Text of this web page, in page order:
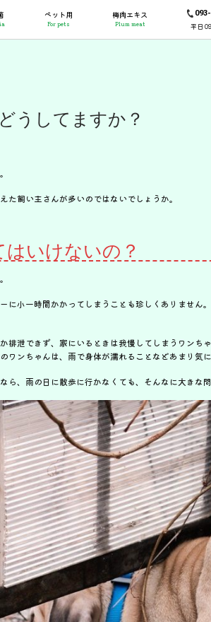
ペット用
For pets
梅肉エキス
Plum meat
平日
うしてますか？
飼い主さんが多いのではないでしょうか。
いけないの？
に小一時間かかってしまうことも珍しくありません
泄できず、家にいるときは我慢してしまうワンち
ンちゃんは、雨で身体が濡れることなどあまり気
、雨の日に散歩に行かなくても、そんなに大きな問